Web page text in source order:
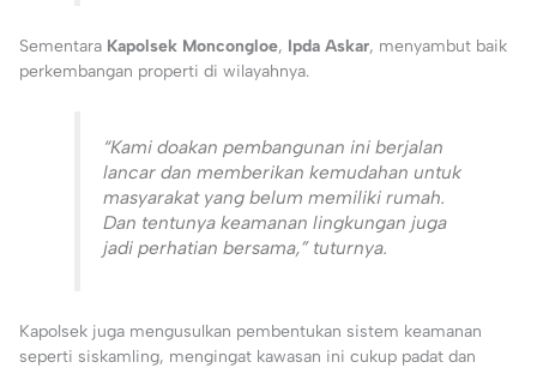
Sementara Kapolsek Moncongloe, Ipda Askar, menyambut baik
perkembangan properti di wilayahnya.
“Kami doakan pembangunan ini berjalan
lancar dan memberikan kemudahan untuk
masyarakat yang belum memiliki rumah.
Dan tentunya keamanan lingkungan juga
jadi perhatian bersama,” tuturnya.
Kapolsek juga mengusulkan pembentukan sistem keamanan
seperti siskamling, mengingat kawasan ini cukup padat dan